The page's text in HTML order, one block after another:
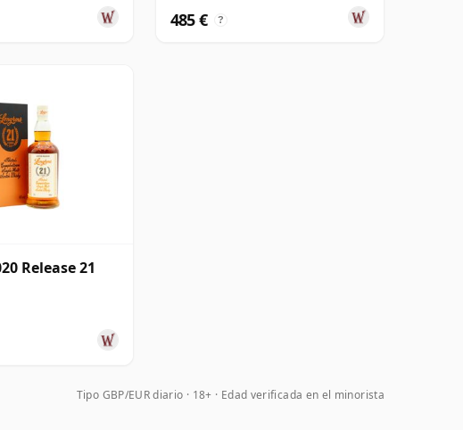
485 € ?
Release 21
Tipo GBP/EUR diario 18+ · Edad verificada en el minorista